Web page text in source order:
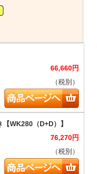
66,660円
（税別）
76,270円
（税別）